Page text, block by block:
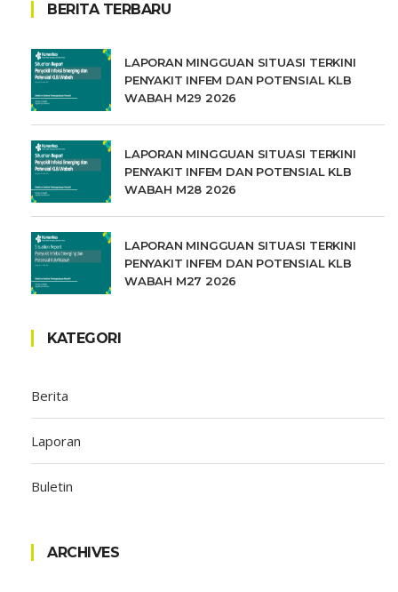
BERITA TERBARU
LAPORAN MINGGUAN SITUASI TERKINI
PENYAKIT INFEM DAN POTENSIAL KLB
WABAH M29 2026
LAPORAN MINGGUAN SITUASI TERKINI
PENYAKIT INFEM DAN POTENSIAL KLB
WABAH M28 2026
LAPORAN MINGGUAN SITUASI TERKINI
PENYAKIT INFEM DAN POTENSIAL KLB
WABAH M27 2026
KATEGORI
Berita
Laporan
Buletin
ARCHIVES